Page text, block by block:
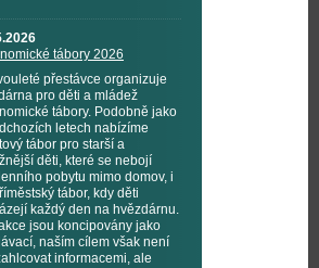
tábory 2026
přestávce organizuje
pro děti a mládež
tábory. Podobně jako
letech nabízíme
tábor pro starší a
děti, které se nebojí
pobytu mimo domov, i
tábor, kdy děti
každý den na hvězdárnu.
jsou koncipovány jako
naším cílem však není
informacemi, ale